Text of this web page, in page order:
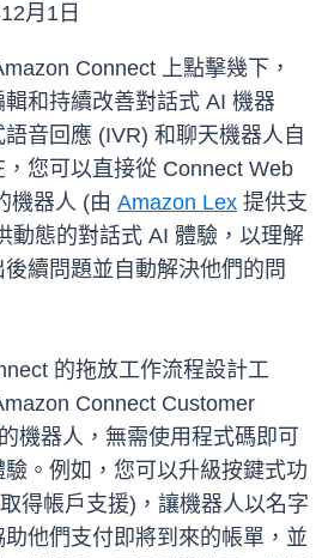
月1日
Connect 上點擊幾下，
和持續改善對話式 AI 機器
音回應 (IVR) 和聊天機器人自
您可以直接從 Connect Web
機器人 (由 Amazon Lex 提供支
動態的對話式 AI 體驗，以理解
續問題並自動解決他們的問
的拖放工作流程設計工
Connect Customer
機器人，無需使用程式碼即可
。例如，您可以升級按鍵式功
得帳戶支援)，讓機器人以名字
他們支付即將到來的帳單，並